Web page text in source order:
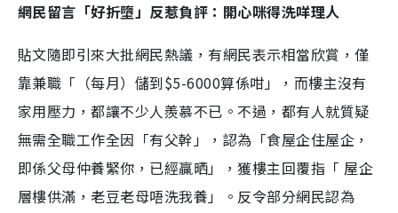
網民留言「好折墮」反惹負評：開心咪得洗咩理人
貼文隨即引來大批網民熱議，有網民表示相當欣賞，僅
靠兼職「（每月）儲到$5-6000算係咁」，而樓主沒有
家用壓力，都讓不少人羨慕不已。不過，都有人就質疑
無需全職工作全因「有父幹」，認為「食屋企住屋企，
即係父母仲養緊你，已經贏晒」，獲樓主回覆指「 屋企
層樓供滿，老豆老母唔洗我養」。反令部分網民認為